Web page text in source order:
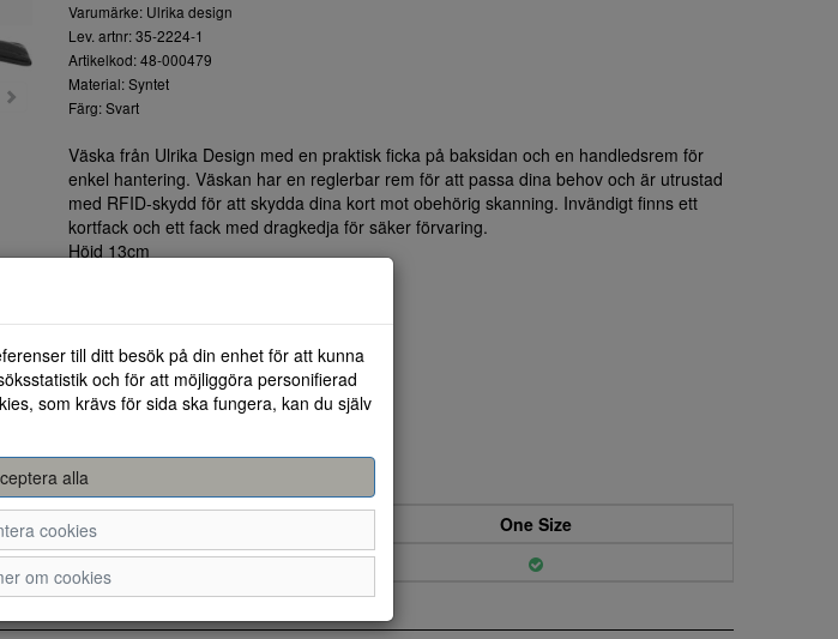
Varumärke: Ulrika design
Lev. artnr: 35-2224-1
Artikelkod: 48-000479
Material: Syntet
Färg: Svart
Väska från Ulrika Design med en praktisk ficka på baksidan och en handledsrem för
enkel hantering. Väskan har en reglerbar rem för att passa dina behov och är utrustad
med RFID-skydd för att skydda dina kort mot obehörig skanning. Invändigt finns ett
kortfack och ett fack med dragkedja för säker förvaring.
Höjd 13cm
One Size
till ditt besök på din enhet för att kunna
och för att möjliggöra personifierad
som krävs för sida ska fungera, kan du själv
alla
cookies
om cookies